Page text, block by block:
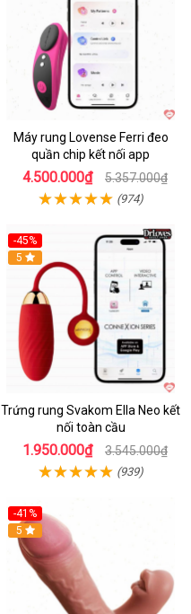
Máy rung Lovense Ferri đeo
quần chip kết nối app
4.500.000₫ 5.357.000₫
(974)
-45%
Hot
5
Trứng rung Svakom Ella Neo kết
nối toàn cầu
1.950.000₫ 3.545.000₫
(939)
-41%
Hot
5